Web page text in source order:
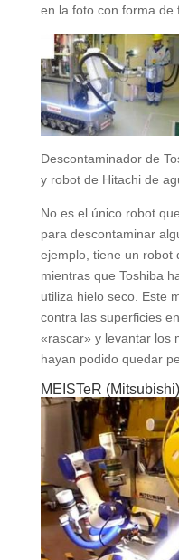
en la foto con forma de
Descontaminador de
y robot de Hitachi de
No es el único robot
para descontaminar
ejemplo, tiene un robot
mientras que Toshiba
utiliza hielo seco. Este
contra las superficies
«rascar» y levantar los
hayan podido quedar
MEISTeR (Mitsubishi)